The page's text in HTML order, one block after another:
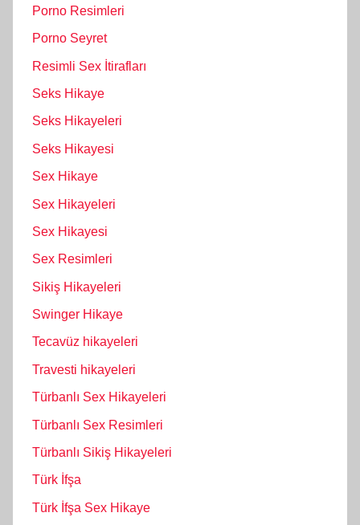
Porno Resimleri
Porno Seyret
Resimli Sex İtirafları
Seks Hikaye
Seks Hikayeleri
Seks Hikayesi
Sex Hikaye
Sex Hikayeleri
Sex Hikayesi
Sex Resimleri
Sikiş Hikayeleri
Swinger Hikaye
Tecavüz hikayeleri
Travesti hikayeleri
Türbanlı Sex Hikayeleri
Türbanlı Sex Resimleri
Türbanlı Sikiş Hikayeleri
Türk İfşa
Türk İfşa Sex Hikaye